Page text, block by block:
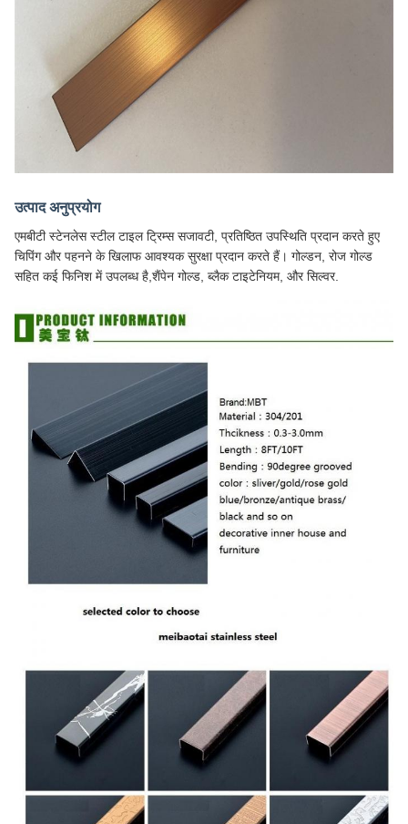
उत्पाद अनुप्रयोग
एमबीटी स्टेनलेस स्टील टाइल ट्रिम्स सजावटी, प्रतिष्ठित उपस्थिति प्रदान करते हुए
चिपिंग और पहनने के खिलाफ आवश्यक सुरक्षा प्रदान करते हैं। गोल्डन, रोज गोल्ड
सहित कई फिनिश में उपलब्ध है,शैंपेन गोल्ड, ब्लैक टाइटेनियम, और सिल्वर.